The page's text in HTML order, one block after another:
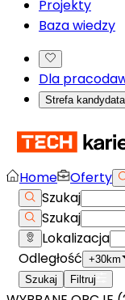
Projekty
Baza wiedzy
Dla
Strefa kandydata
Home Oferty
Szukaj
Szukaj
Lokalizacja
Odległość +30km
Szukaj
Filtruj